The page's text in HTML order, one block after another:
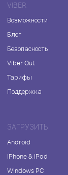
VIBER
Возможности
Блог
Безопасность
Viber Out
Тарифы
Поддержка
ЗАГРУЗИТЬ
Android
iPhone & iPad
Windows PC